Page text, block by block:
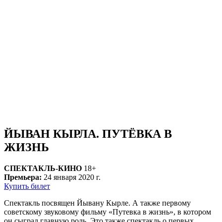
ЙЫВАН КЫРЛА. ПУТЁВКА В
ЖИЗНЬ
СПЕКТАКЛЬ-КИНО 18+
Премьера: 24 января 2020 г.
Купить билет
Спектакль посвящен Йывану Кырле. А также первому
советскому звуковому фильму «Путевка в жизнь», в котором